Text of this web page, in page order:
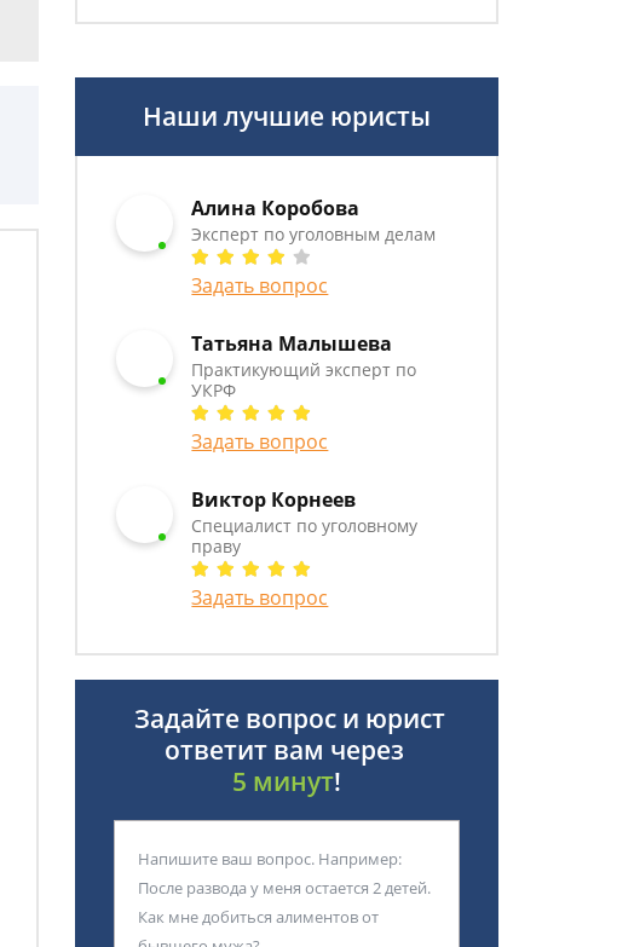
Наши лучшие юристы
Алина Коробова
Эксперт по уголовным делам
Задать вопрос
Татьяна Малышева
Практикующий эксперт по
УКРФ
Задать вопрос
Виктор Корнеев
Cпециалист по уголовному
праву
Задать вопрос
Задайте вопрос и юрист
ответит вам через
5 минут!